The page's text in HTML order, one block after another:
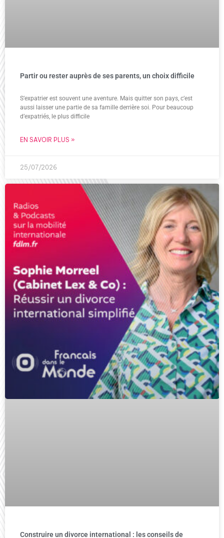
Partir ou rester auprès de ses parents, un choix difficile
S’expatrier est souvent une aventure. Mais quitter son pays, c’est
aussi laisser une partie de sa famille derrière soi. Pour beaucoup
d’expatriés, le plus difficile
EN SAVOIR PLUS »
25/07/2026
Construire un divorce international : les conseils de